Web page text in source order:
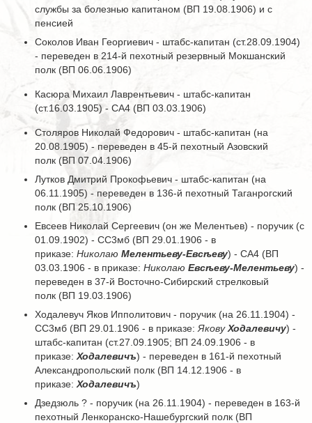
службы за болезнью капитаном (ВП 19.08.1906) и с
пенсией
Соколов Иван Георгиевич - штабс-капитан (ст.28.09.1904)
- переведен в 214-й пехотный резервный Мокшанский
полк (ВП 06.06.1906)
Касюра Михаил Лаврентьевич - штабс-капитан
(ст.16.03.1905) - СА4 (ВП 03.03.1906)
Столяров Николай Федорович - штабс-капитан (на
20.08.1905) - переведен в 45-й пехотный Азовский
полк (ВП 07.04.1906)
Лутков Дмитрий Прокофьевич - штабс-капитан (на
06.11.1905) - переведен в 136-й пехотный Таганрогский
полк (ВП 25.10.1906)
Евсеев Николай Сергеевич (он же Мелентьев) - поручик (с
01.09.1902) - СС3мб (ВП 29.01.1906 - в
приказе: Николаю Мелентьеву-Евсѣеву) - СА4 (ВП
03.03.1906 - в приказе: Николаю Евсѣеву-Мелентьеву) -
переведен в 37-й Восточно-Сибирский стрелковый
полк (ВП 19.03.1906)
Ходалевуч Яков Ипполитович - поручик (на 26.11.1904) -
СС3мб (ВП 29.01.1906 - в приказе: ЯковуХодалевичу) -
штабс-капитан (ст.27.09.1905; ВП 24.09.1906 - в
приказе: Ходалевичъ) - переведен в 161-й пехотный
Александропольский полк (ВП 14.12.1906 - в
приказе: Ходалевичъ)
Дзедзюль ? - поручик (на 26.11.1904) - переведен в 163-й
пехотный Ленкоранско-Нашебургский полк (ВП